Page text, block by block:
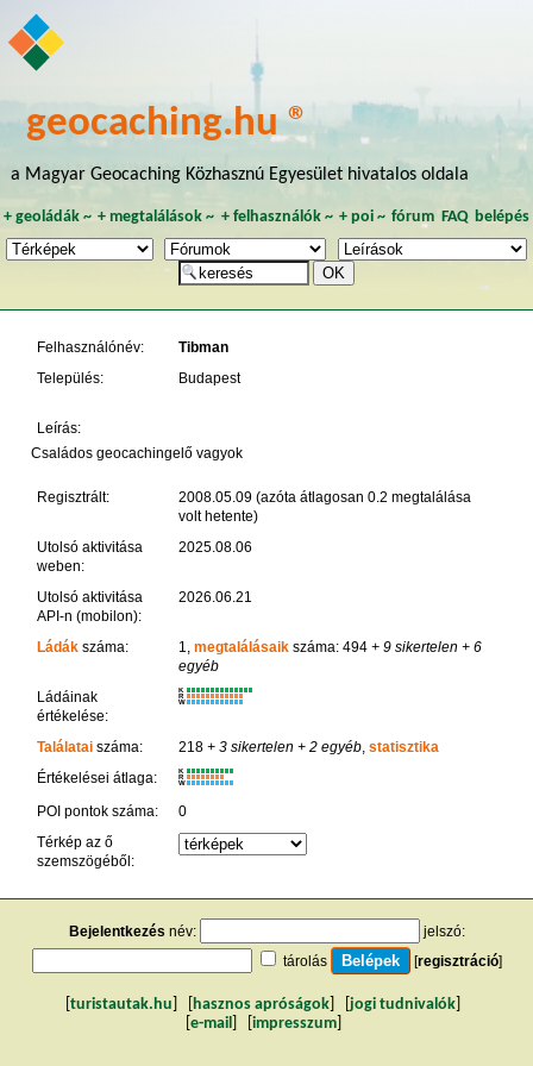
geocaching.hu ®
a Magyar Geocaching Közhasznú Egyesület hivatalos oldala
+ geoládák~ +megtalálások ~ + felhasználók~ + poi~ fórum FAQ belépés
Felhasználónév:
Tibman
Település:
Budapest
Leírás:
Családos geocachingelő vagyok
Regisztrált:
2008.05.09 (azóta átlagosan 0.2 megtalálása
volt hetente)
Utolsó aktivitása
weben:
2025.08.06
Utolsó aktivitása
API-n (mobilon):
2026.06.21
Ládákszáma: 1, megtalálásaikszáma: 494+ 9 sikertelen + 6
egyéb
Ládáinak
értékelése:
K
R
W
Találataiszáma: 218+ 3 sikertelen + 2 egyéb, statisztika
Értékelései átlaga:
K
R
W
POI pontok száma:
0
Térkép az ő
szemszögéből:
Bejelentkezés név:
jelszó:
tárolás
[regisztráció]
turistautak.hu hasznos apróságok jogi tudnivalók
e-mail impresszum]